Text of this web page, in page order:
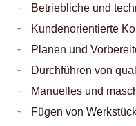
Betriebliche und
Kundenorientierte
Planen und
Durchführen von
Manuelles und
Fügen von